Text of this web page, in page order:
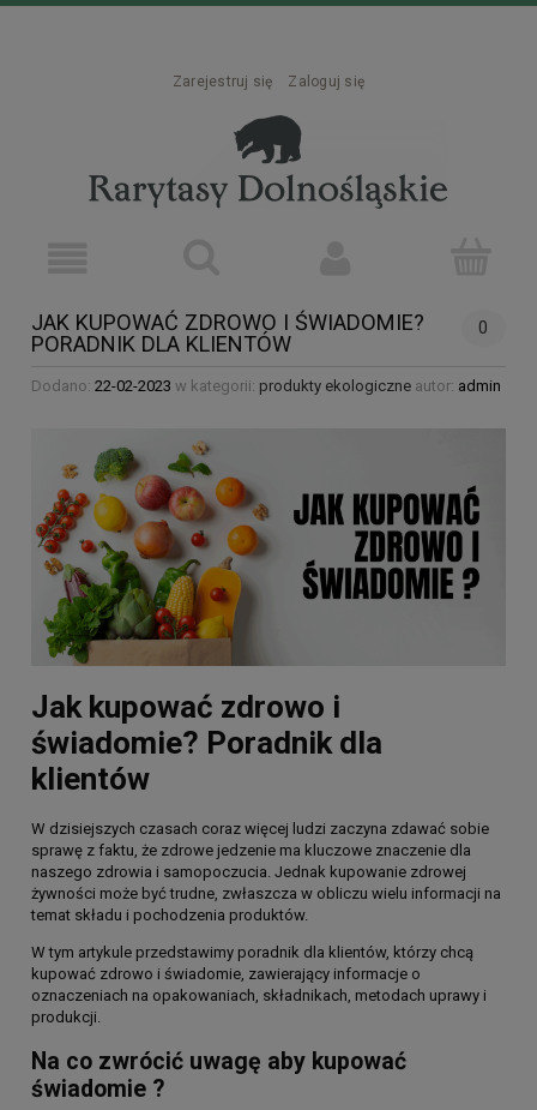
Zarejestruj się Zaloguj się
JAK KUPOWAĆ ZDROWO I ŚWIADOMIE?
PORADNIK DLA KLIENTÓW
0
Dodano: 22-02-2023 w kategorii: produkty ekologiczne autor: admin
Jak kupować zdrowo i
świadomie? Poradnik dla
klientów
W dzisiejszych czasach coraz więcej ludzi zaczyna zdawać sobie
sprawę z faktu, że zdrowe jedzenie ma kluczowe znaczenie dla
naszego zdrowia i samopoczucia. Jednak kupowanie zdrowej
żywności może być trudne, zwłaszcza w obliczu wielu informacji na
temat składu i pochodzenia produktów.
W tym artykule przedstawimy poradnik dla klientów, którzy chcą
kupować zdrowo i świadomie, zawierający informacje o
oznaczeniach na opakowaniach, składnikach, metodach uprawy i
produkcji.
Na co zwrócić uwagę aby kupować
świadomie ?